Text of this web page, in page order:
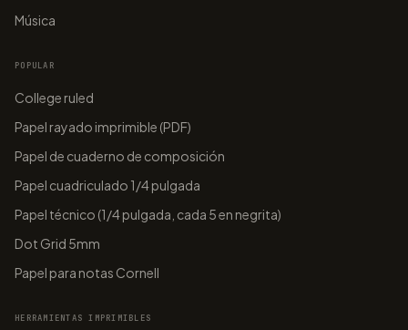
Música
POPULAR
College ruled
Papel rayado imprimible (PDF)
Papel de cuaderno de composición
Papel cuadriculado 1/4 pulgada
Papel técnico (1/4 pulgada, cada 5 en negrita)
Dot Grid 5mm
Papel para notas Cornell
HERRAMIENTAS IMPRIMIBLES